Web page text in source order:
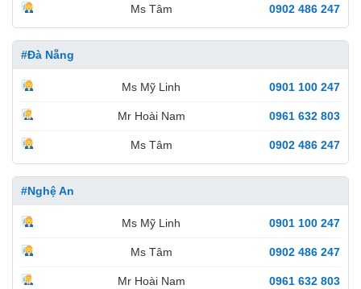
Ms Tâm 0902 486 247
#Đà Nẵng
Ms Mỹ Linh 0901 100 247
Mr Hoài Nam 0961 632 803
Ms Tâm 0902 486 247
#Nghệ An
Ms Mỹ Linh 0901 100 247
Ms Tâm 0902 486 247
Mr Hoài Nam 0961 632 803